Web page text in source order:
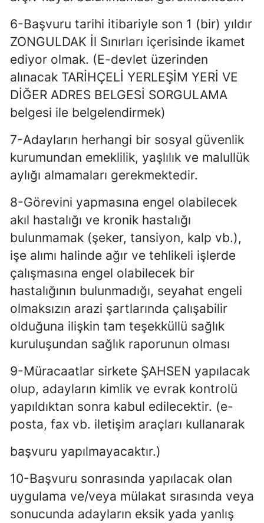
6-Başvuru tarihi itibariyle son 1 (bir) yıldır
ZONGULDAK İl Sınırları içerisinde ikamet
ediyor olmak. (E-devlet üzerinden
alınacak TARİHÇELİ YERLEŞİM YERİ VE
DİĞER ADRES BELGESİ SORGULAMA
belgesi ile belgelendirmek)
7-Adayların herhangi bir sosyal güvenlik
kurumundan emeklilik, yaşlılık ve malullük
aylığı almamaları gerekmektedir.
8-Görevini yapmasına engel olabilecek
akıl hastalığı ve kronik hastalığı
bulunmamak (şeker, tansiyon, kalp vb.),
işe alımı halinde ağır ve tehlikeli işlerde
çalışmasına engel olabilecek bir
hastalığının bulunmadığı, seyahat engeli
olmaksızın arazi şartlarında çalışabilir
olduğuna ilişkin tam teşekküllü sağlık
kuruluşundan sağlık raporunun olması
9-Müracaatlar sirkete ŞAHSEN yapılacak
olup, adayların kimlik ve evrak kontrolü
yapıldıktan sonra kabul edilecektir. (e-
posta, fax vb. iletişim araçları kullanarak
başvuru yapılmayacaktır.)
10-Başvuru sonrasında yapılacak olan
uygulama ve/veya mülakat sırasında veya
sonucunda adayların eksik yada yanlış